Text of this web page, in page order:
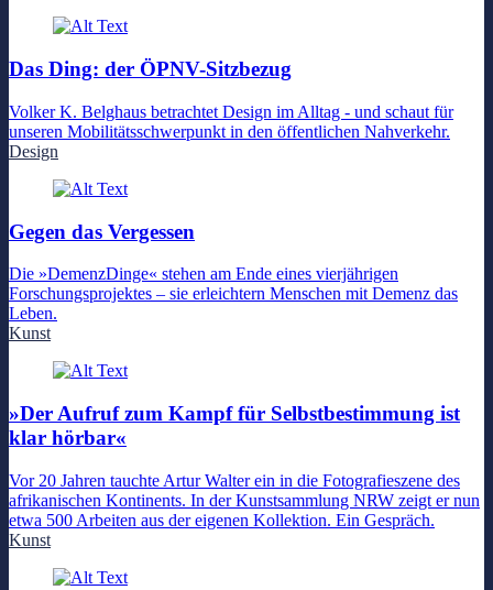
Das Ding: der ÖPNV-Sitzbezug
Volker K. Belghaus betrachtet Design im Alltag - und schaut für
unseren Mobilitätsschwerpunkt in den öffentlichen Nahverkehr.
Design
Gegen das Vergessen
Die »DemenzDinge« stehen am Ende eines vierjährigen
Forschungsprojektes – sie erleichtern Menschen mit Demenz das
Leben.
Kunst
»Der Aufruf zum Kampf für Selbstbestimmung ist
klar hörbar«
Vor 20 Jahren tauchte Artur Walter ein in die Fotografieszene des
afrikanischen Kontinents. In der Kunstsammlung NRW zeigt er nun
etwa 500 Arbeiten aus der eigenen Kollektion. Ein Gespräch.
Kunst